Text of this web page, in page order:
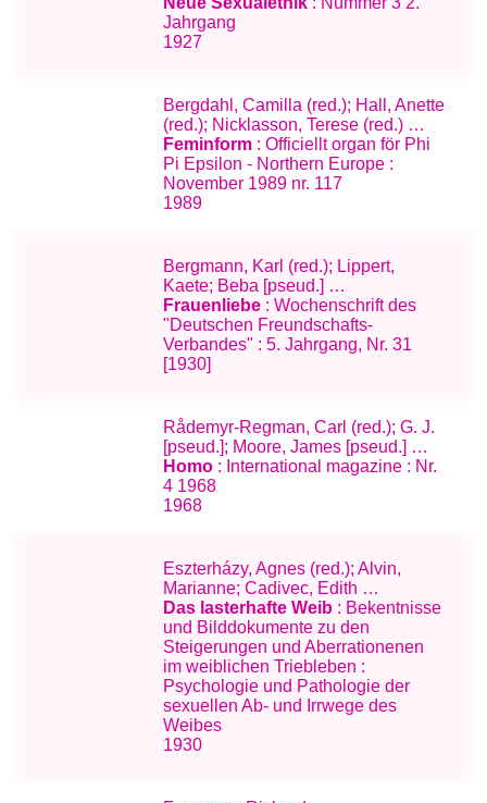
Jahrgang
1927
Bergdahl, Camilla (red.); Hall, Anette
(red.); Nicklasson, Terese (red.) …
Feminform : Officiellt organ för Phi
Pi Epsilon - Northern Europe :
November 1989 nr. 117
1989
Bergmann, Karl (red.); Lippert,
Kaete; Beba [pseud.] …
Frauenliebe : Wochenschrift des
"Deutschen Freundschafts-
Verbandes" : 5. Jahrgang, Nr. 31
[1930]
Rådemyr-Regman, Carl (red.); G. J.
[pseud.]; Moore, James [pseud.] …
Homo : International magazine : Nr.
4 1968
1968
Eszterházy, Agnes (red.); Alvin,
Marianne; Cadivec, Edith …
Das lasterhafte Weib : Bekentnisse
und Bilddokumente zu den
Steigerungen und Aberrationenen
im weiblichen Triebleben :
Psychologie und Pathologie der
sexuellen Ab- und Irrwege des
Weibes
1930